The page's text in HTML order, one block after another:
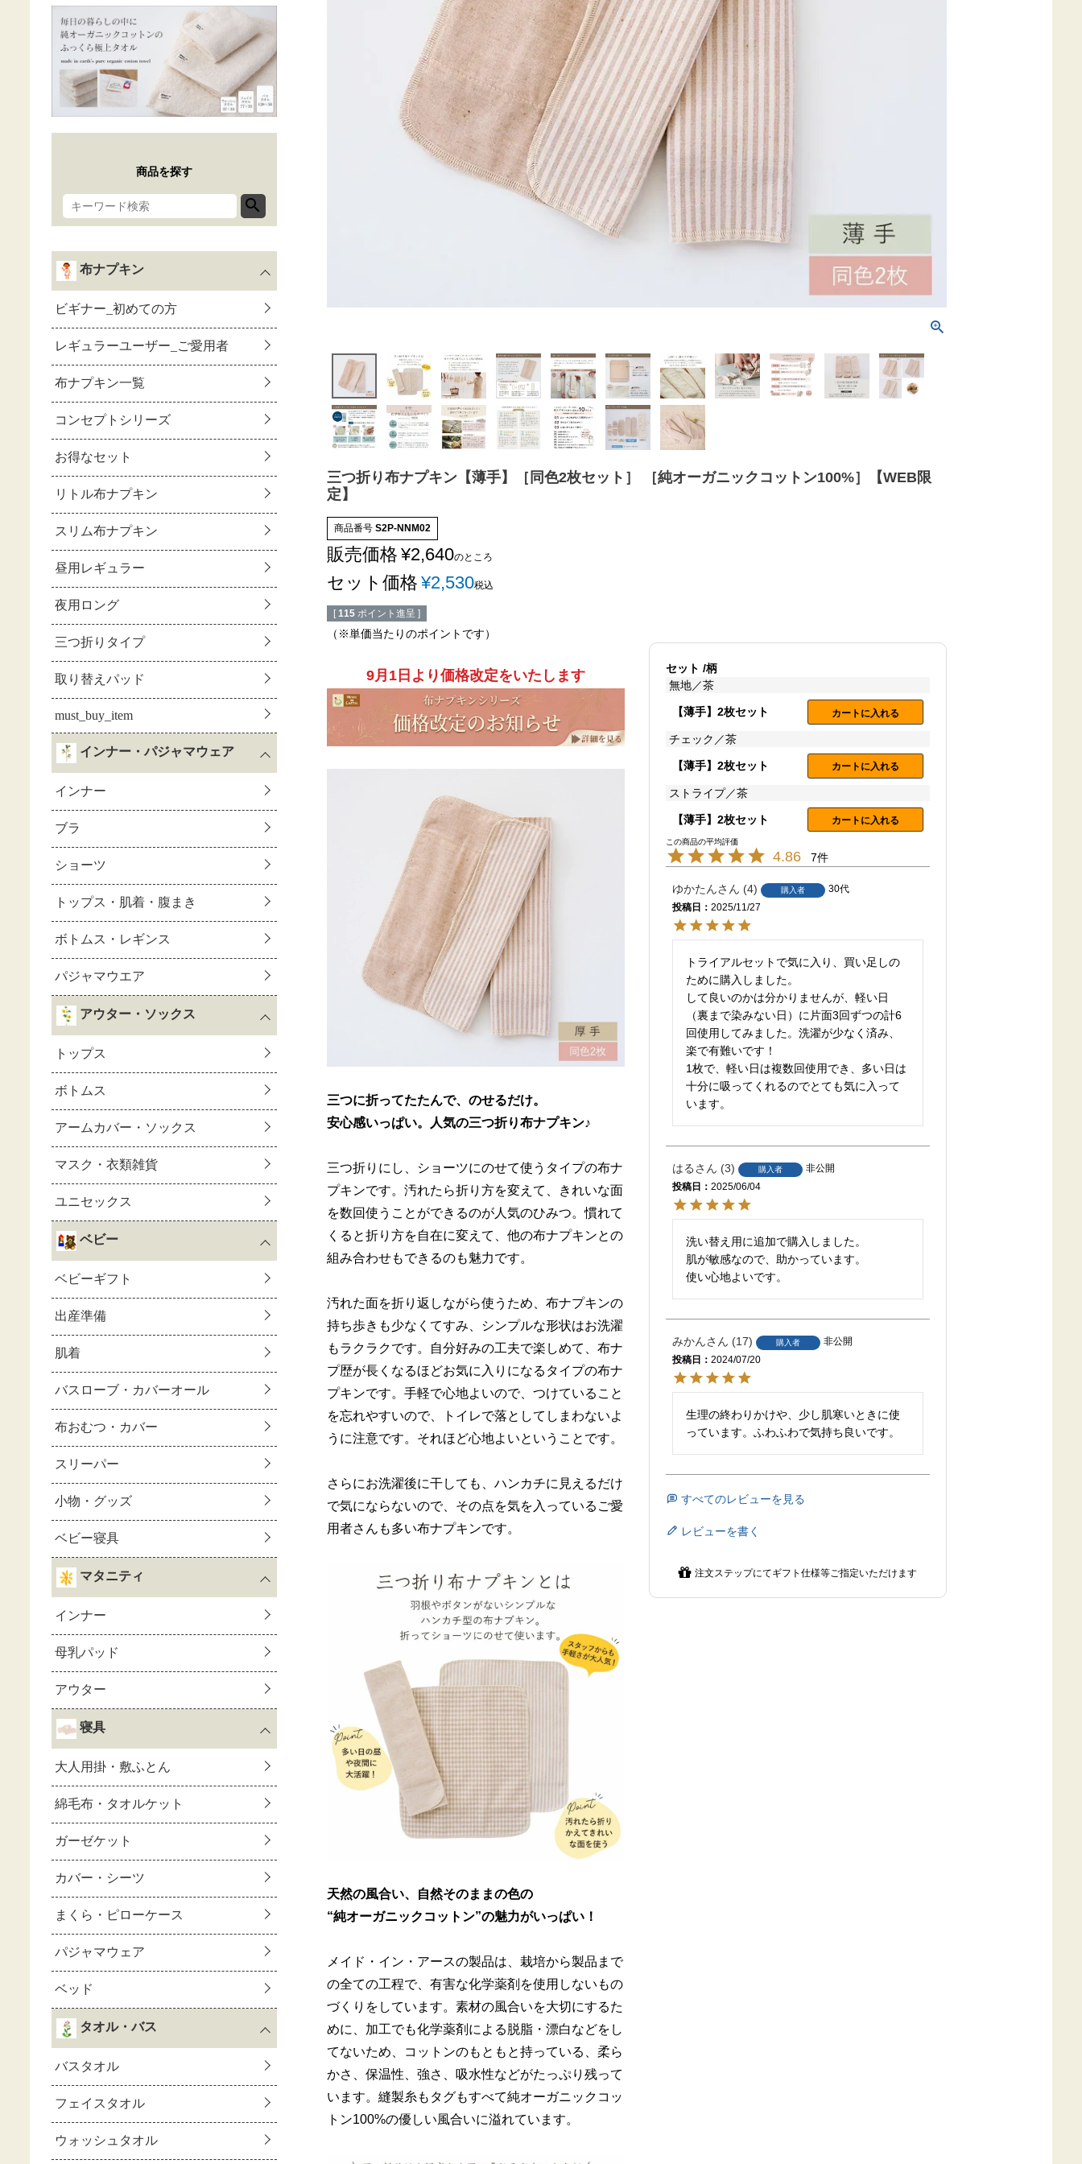
商品を探す
三つ折り布ナプキン【薄手】［同色2枚セット］ ［純オーガニックコットン100%］【WEB限
定】
商品番号 S2P-NNM02
販売価格 ¥2,640のところ
セット価格 ¥2,530税込
[ 115 ポイント進呈 ]
（※単価当たりのポイントです）
9月1日より価格改定をいたします
三つに折ってたたんで、のせるだけ。
安心感いっぱい。人気の三つ折り布ナプキン♪
三つ折りにし、ショーツにのせて使うタイプの布ナ
プキンです。汚れたら折り方を変えて、きれいな面
を数回使うことができるのが人気のひみつ。慣れて
くると折り方を自在に変えて、他の布ナプキンとの
組み合わせもできるのも魅力です。
汚れた面を折り返しながら使うため、布ナプキンの
持ち歩きも少なくてすみ、シンプルな形状はお洗濯
もラクラクです。自分好みの工夫で楽しめて、布ナ
プ歴が長くなるほどお気に入りになるタイプの布ナ
プキンです。手軽で心地よいので、つけていること
を忘れやすいので、トイレで落としてしまわないよ
うに注意です。それほど心地よいということです。
さらにお洗濯後に干しても、ハンカチに見えるだけ
で気にならないので、その点を気を入っているご愛
用者さんも多い布ナプキンです。
天然の風合い、自然そのままの色の
“純オーガニックコットン”の魅力がいっぱい！
メイド・イン・アースの製品は、栽培から製品まで
の全ての工程で、有害な化学薬剤を使用しないもの
づくりをしています。素材の風合いを大切にするた
めに、加工でも化学薬剤による脱脂・漂白などをし
てないため、コットンのもともと持っている、柔ら
かさ、保温性、強さ、吸水性などがたっぷり残って
います。縫製糸もタグもすべて純オーガニックコッ
トン100%の優しい風合いに溢れています。
セット
柄
無地／茶
【薄手】2枚セット カートに入れる
チェック／茶
【薄手】2枚セット カートに入れる
ストライプ／茶
【薄手】2枚セット カートに入れる
4.86 7
ゆかたん 4 購入者
30代
投稿日
2025/11/27
トライアルセットで気に入り、買い足しの
ために購入しました。
して良いのかは分かりませんが、軽い日
（裏まで染みない日）に片面3回ずつの計6
回使用してみました。洗濯が少なく済み、
楽で有難いです！
1枚で、軽い日は複数回使用でき、多い日は
十分に吸ってくれるのでとても気に入って
います。
はる 3 購入者
非公開
投稿日
2025/06/04
洗い替え用に追加で購入しました。
肌が敏感なので、助かっています。
使い心地よいです。
みかん 17 購入者
非公開
投稿日
2024/07/20
生理の終わりかけや、少し肌寒いときに使
っています。ふわふわで気持ち良いです。
すべてのレビューを見る
レビューを書く
注文ステップにてギフト仕様等ご指定いただけます